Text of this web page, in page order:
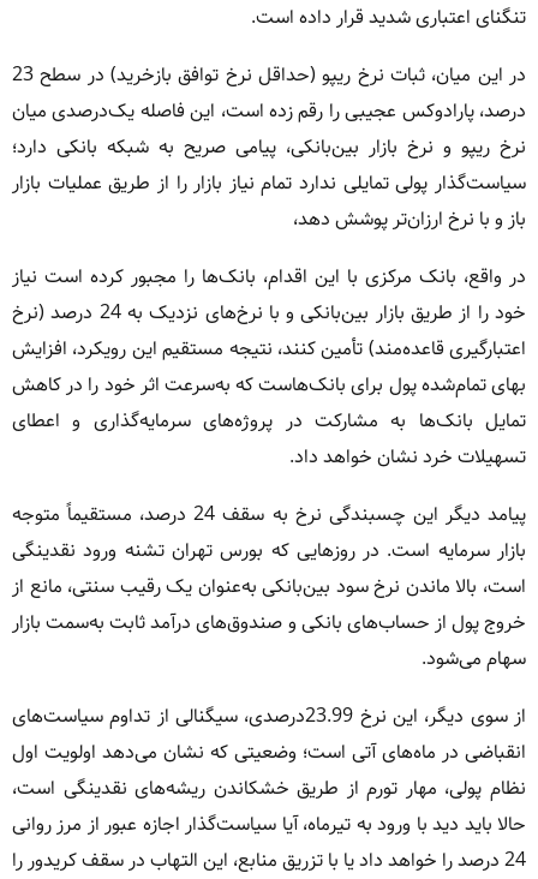
تنگنای اعتباری شدید قرار داده است.
در این میان، ثبات نرخ ریپو (حداقل نرخ توافق بازخرید) در سطح 23
درصد، پارادوکس عجیبی را رقم زده است، این فاصله یک‌درصدی میان
نرخ ریپو و نرخ بازار بین‌بانکی، پیامی صریح به شبکه بانکی دارد؛
سیاست‌گذار پولی تمایلی ندارد تمام نیاز بازار را از طریق عملیات بازار
باز و با نرخ ارزان‌تر پوشش دهد،
در واقع، بانک مرکزی با این اقدام، بانک‌ها را مجبور کرده است نیاز
خود را از طریق بازار بین‌بانکی و با نرخ‌های نزدیک به 24 درصد (نرخ
اعتبارگیری قاعده‌مند) تأمین کنند، نتیجه مستقیم این رویکرد، افزایش
بهای تمام‌شده پول برای بانک‌هاست که به‌سرعت اثر خود را در کاهش
تمایل بانک‌ها به مشارکت در پروژه‌های سرمایه‌گذاری و اعطای
تسهیلات خرد نشان خواهد داد.
پیامد دیگر این چسبندگی نرخ به سقف 24 درصد، مستقیماً متوجه
بازار سرمایه است. در روزهایی که بورس تهران تشنه ورود نقدینگی
است، بالا ماندن نرخ سود بین‌بانکی به‌عنوان یک رقیب سنتی، مانع از
خروج پول از حساب‌های بانکی و صندوق‌های درآمد ثابت به‌سمت بازار
سهام می‌شود.
از سوی دیگر، این نرخ 23.99درصدی، سیگنالی از تداوم سیاست‌های
انقباضی در ماه‌های آتی است؛ وضعیتی که نشان می‌دهد اولویت اول
نظام پولی، مهار تورم از طریق خشکاندن ریشه‌های نقدینگی است،
حالا باید دید با ورود به تیرماه، آیا سیاست‌گذار اجازه عبور از مرز روانی
24 درصد را خواهد داد یا با تزریق منابع، این التهاب در سقف کریدور را